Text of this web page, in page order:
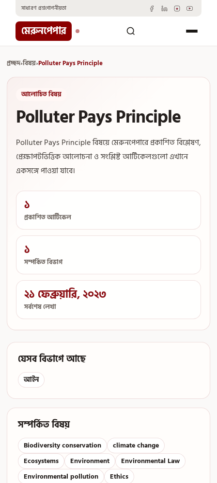
content
সাধারণ প্রশ্নগোপনীয়তা
মেরুনপেপার
প্রচ্ছদ›বিষয়›Polluter Pays Principle
আলোচিত বিষয়
Polluter Pays Principle
Polluter Pays Principle বিষয়ে মেরুনপেপারে প্রকাশিত বিশ্লেষণ,
প্রেক্ষাপটভিত্তিক আলোচনা ও সংশ্লিষ্ট আর্টিকেলগুলো এখানে
একসঙ্গে পাওয়া যাবে।
১
প্রকাশিত আর্টিকেল
১
সম্পর্কিত বিভাগ
২১ ফেব্রুয়ারি, ২০২৩
সর্বশেষ লেখা
যেসব বিভাগে আছে
আইন
সম্পর্কিত বিষয়
Biodiversity conservation
climate change
Ecosystems
Environment
Environmental Law
Environmental pollution
Ethics